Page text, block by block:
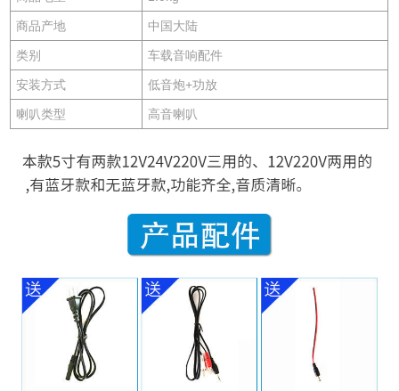
商品产地 中国大陆
类别 车载音响配件
安装方式 低音炮+功放
喇叭类型 高音喇叭